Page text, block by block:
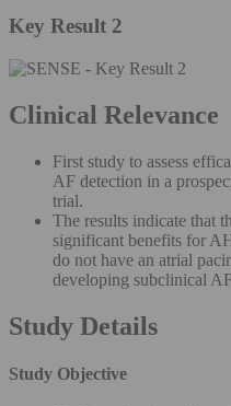
Key Result 2
Clinical Relevance
First study to assess
AF detection in a
trial.
The results indicate that
significant benefits for
do not have an atrial
developing subclinical
Study Details
Study Objective